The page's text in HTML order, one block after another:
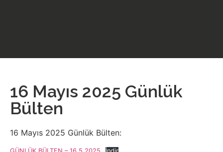
16 Mayıs 2025 Günlük
Bülten
16 Mayıs 2025 Günlük Bülten: